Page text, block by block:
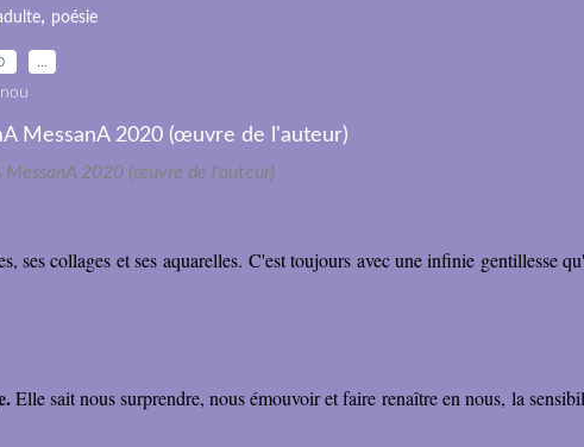
, poésie
MessanA 2020 (œuvre de l'auteur)
collages et ses aquarelles. C'est toujours avec une infinie gentillesse
Elle sait nous surprendre, nous émouvoir et faire renaître en nous, la